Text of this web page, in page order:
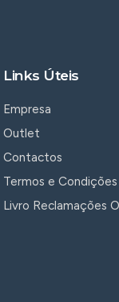
Links Úteis
Empresa
Outlet
Contactos
Termos e Condições
Livro Reclamações